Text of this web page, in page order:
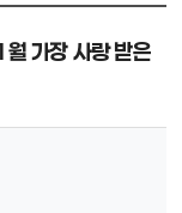
가장 사랑 받은